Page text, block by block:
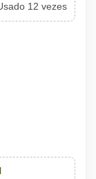
12 vezes